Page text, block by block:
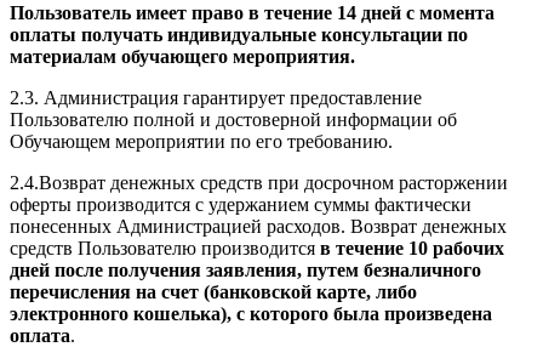
Пользователь имеет право в течение 14 дней с момента
оплаты получать индивидуальные консультации по
материалам обучающего мероприятия.
2.3. Администрация гарантирует предоставление
Пользователю полной и достоверной информации об
Обучающем мероприятии по его требованию.
2.4.Возврат денежных средств при досрочном расторжении
оферты производится с удержанием суммы фактически
понесенных Администрацией расходов. Возврат денежных
средств Пользователю производится в течение 10 рабочих
дней после получения заявления, путем безналичного
перечисления на счет (банковской карте, либо
электронного кошелька), с которого была произведена
оплата.